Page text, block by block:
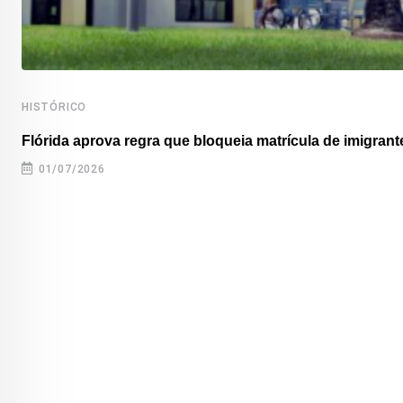
HISTÓRICO
Flórida aprova regra que bloqueia matrícula de
01/07/2026